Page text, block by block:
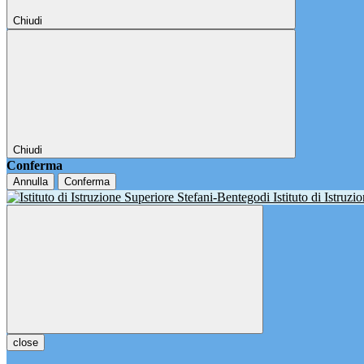
Chiudi
Chiudi
Conferma
Annulla Conferma
Istituto di
close